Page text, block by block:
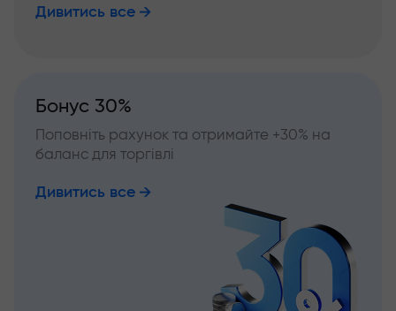
Дивитись все
Бонус 30%
Поповніть рахунок та отримайте +30% на
баланс для торгівлі
Дивитись все